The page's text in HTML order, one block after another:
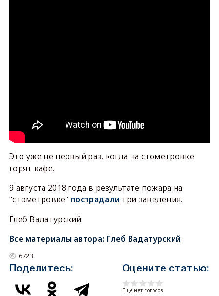
Это уже не первый раз, когда на стометровке
горят кафе.
9 августа 2018 года в результате пожара на
"стометровке" пострадали три заведения.
Глеб Вадатурский
Все материалы автора: Глеб Вадатурский
6723
Поделитесь: Оцените статью:
Еще нет голосов